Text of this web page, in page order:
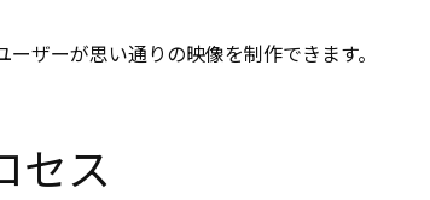
ザーが思い通りの映像を制作できます。
セス